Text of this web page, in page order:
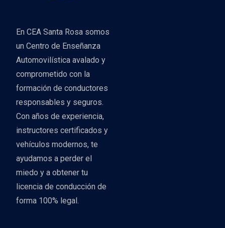
En CEA Santa Rosa somos
un Centro de Enseñanza
Automovilística avalado y
comprometido con la
formación de conductores
responsables y seguros.
Con años de experiencia,
instructores certificados y
vehículos modernos, te
ayudamos a perder el
miedo y a obtener tu
licencia de conducción de
forma 100% legal.